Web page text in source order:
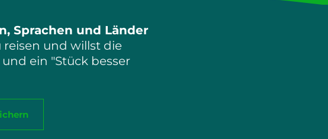
Sprachen und Länder
reisen und willst die
ein "Stück besser